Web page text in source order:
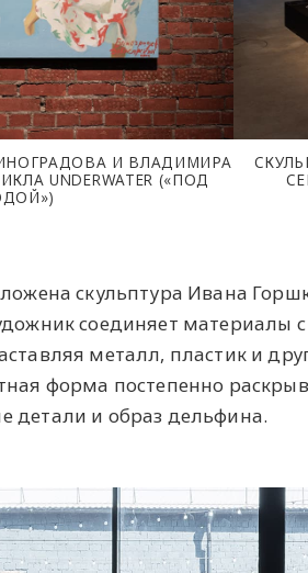
И ВЛАДИМИРА
UNDERWATER («ПОД
скульптура Ивана
соединяет материалы
металл, пластик и
форма постепенно
детали и образ дельфина.